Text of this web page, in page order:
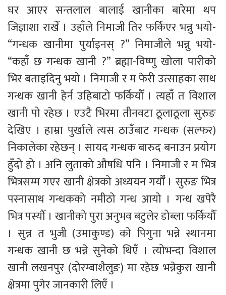
घर आएर सन्तलाल बालाई खानीका बारेमा थप
जिज्ञाशा राखेँ । उहाँले निमाजी तिर फर्किएर भन्नु भयो-
“गन्धक खानीमा पुर्याइनस् ?” निमाजीले भन्नु भयो-
“कहाँ छ गन्धक खानी ?” ब्रह्मा-विष्णु खोला पारीको
भिर बताइदिनु भयो । निमाजी र म फेरी उत्साहका साथ
गन्धक खानी हेर्न उहिबाटो फर्कियौँ । त्यहाँ त विशाल
खानी पो रहेछ । एउटै भिरमा तीनवटा ठूलाठूला सुरुङ
देखिए । हाम्रा पुर्खाले त्यस ठाउँबाट गन्धक (सल्फर)
निकालेका रहेछन् । सायद गन्धक बारुद बनाउन प्रयोग
हुँदो हो । अनि लुताको औषधि पनि । निमाजी र म भित्र
भित्रसम्म गएर खानी क्षेत्रको अध्ययन गर्यौँ । सुरुङ भित्र
पस्नासाथ गन्धकको नमीठो गन्ध आयो । गन्ध खपेरै
भित्र पस्यौँ । खानीको पुरा अनुभव बटुलेर डोब्ला फर्कियौँ
। सुन्न त भुजी (उमाकुण्ड) को पिगुना भन्ने स्थानमा
गन्धक खानी छ भन्ने सुनेको थिएँ । त्योभन्दा विशाल
खानी लखनपुर (दोरम्बाशैलुङ) मा रहेछ भन्नेकुरा खानी
क्षेत्रमा पुगेर जानकारी लिएँ ।